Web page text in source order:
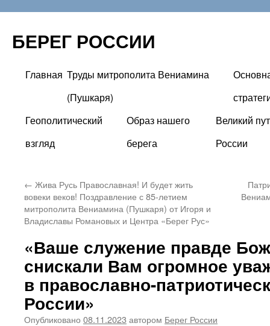
БЕРЕГ РОССИИ
Перейти
содержимому
Главная Труды митрополита Вениамина
(Пушкаря)
Геополитический
взгляд
Образ нашего
берега
Великий
России
← Жива Русь Православная! И будет жить
вовеки веков! Поздравление с 85-летием
митрополита Вениамина (Пушкаря) от Игоря и
Владиславы Романовых и Центра «Берег Рус»
«Ваше служение правде
снискали Вам огромное
в православно-
России»
Опубликовано 08.11.2023 автором Берег России